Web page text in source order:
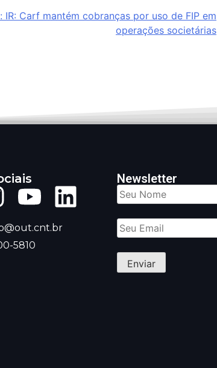
IR: Carf mantém cobranças por uso de FIP em
operações societárias
5810
Newsletter